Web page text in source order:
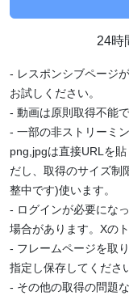
24時
- レスポンシブページ
お試しください。
- 動画は原則取得不能で
- 一部の非ストリーミ
png,jpgは直接URLを
だし、取得のサイズ制
整中です)使います。
- ログインが必要にな
場合があります。Xの
- フレームページを取
指定し保存してくださ
- その他の取得の問題